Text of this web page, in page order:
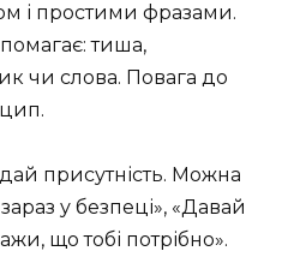
і простими фразами.
тиша,
чи слова. Повага до
присутність. Можна
у безпеці», «Давай
що тобі потрібно».